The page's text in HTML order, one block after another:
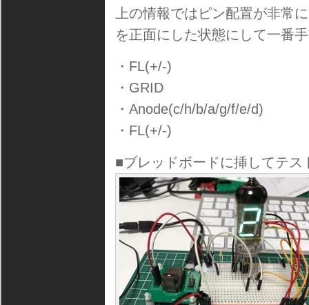
上の情報ではピン配置が非常
を正面にした状態にして一番
・FL(+/-)
・GRID
・Anode(c/h/b/a/g/f/e/d)
・FL(+/-)
■ブレッドボードに挿してテス